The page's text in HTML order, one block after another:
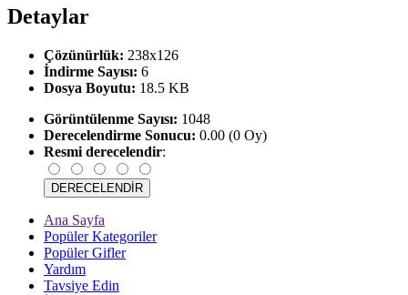
Detaylar
Çözünürlük: 238x126
İndirme Sayısı: 6
Dosya Boyutu: 18.5 KB
Görüntülenme Sayısı: 1048
Derecelendirme Sonucu: 0.00 (0 Oy)
Resmi derecelendir:
Ana Sayfa
Popüler Kategoriler
Popüler Gifler
Yardım
Tavsiye Edin